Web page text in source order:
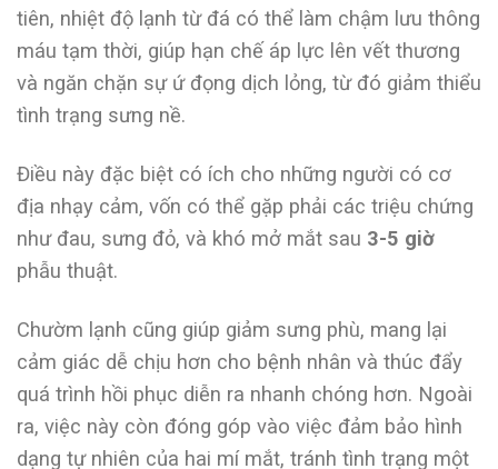
tiên, nhiệt độ lạnh từ đá có thể làm chậm lưu thông
máu tạm thời, giúp hạn chế áp lực lên vết thương
và ngăn chặn sự ứ đọng dịch lỏng, từ đó giảm thiểu
tình trạng sưng nề.
Điều này đặc biệt có ích cho những người có cơ
địa nhạy cảm, vốn có thể gặp phải các triệu chứng
như đau, sưng đỏ, và khó mở mắt sau 3-5 giờ
phẫu thuật.
Chườm lạnh cũng giúp giảm sưng phù, mang lại
cảm giác dễ chịu hơn cho bệnh nhân và thúc đẩy
quá trình hồi phục diễn ra nhanh chóng hơn. Ngoài
ra, việc này còn đóng góp vào việc đảm bảo hình
dạng tự nhiên của hai mí mắt, tránh tình trạng một